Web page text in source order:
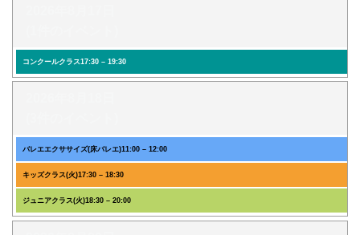
コンクールクラス17:30 – 19:30
バレエエクササイズ(床バレエ)11:00 – 12:00
キッズクラス(火)17:30 – 18:30
ジュニアクラス(火)18:30 – 20:00